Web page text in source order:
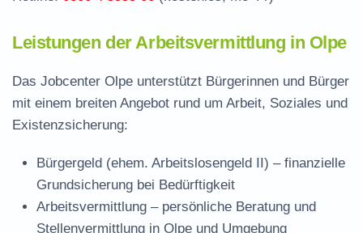
Leistungen der Arbeitsvermittlung in Olpe
Das Jobcenter Olpe unterstützt Bürgerinnen und Bürger
mit einem breiten Angebot rund um Arbeit, Soziales und
Existenzsicherung:
Bürgergeld (ehem. Arbeitslosengeld II) – finanzielle
Grundsicherung bei Bedürftigkeit
Arbeitsvermittlung – persönliche Beratung und
Stellenvermittlung in Olpe und Umgebung